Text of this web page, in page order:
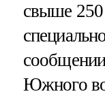
свыше
Южного